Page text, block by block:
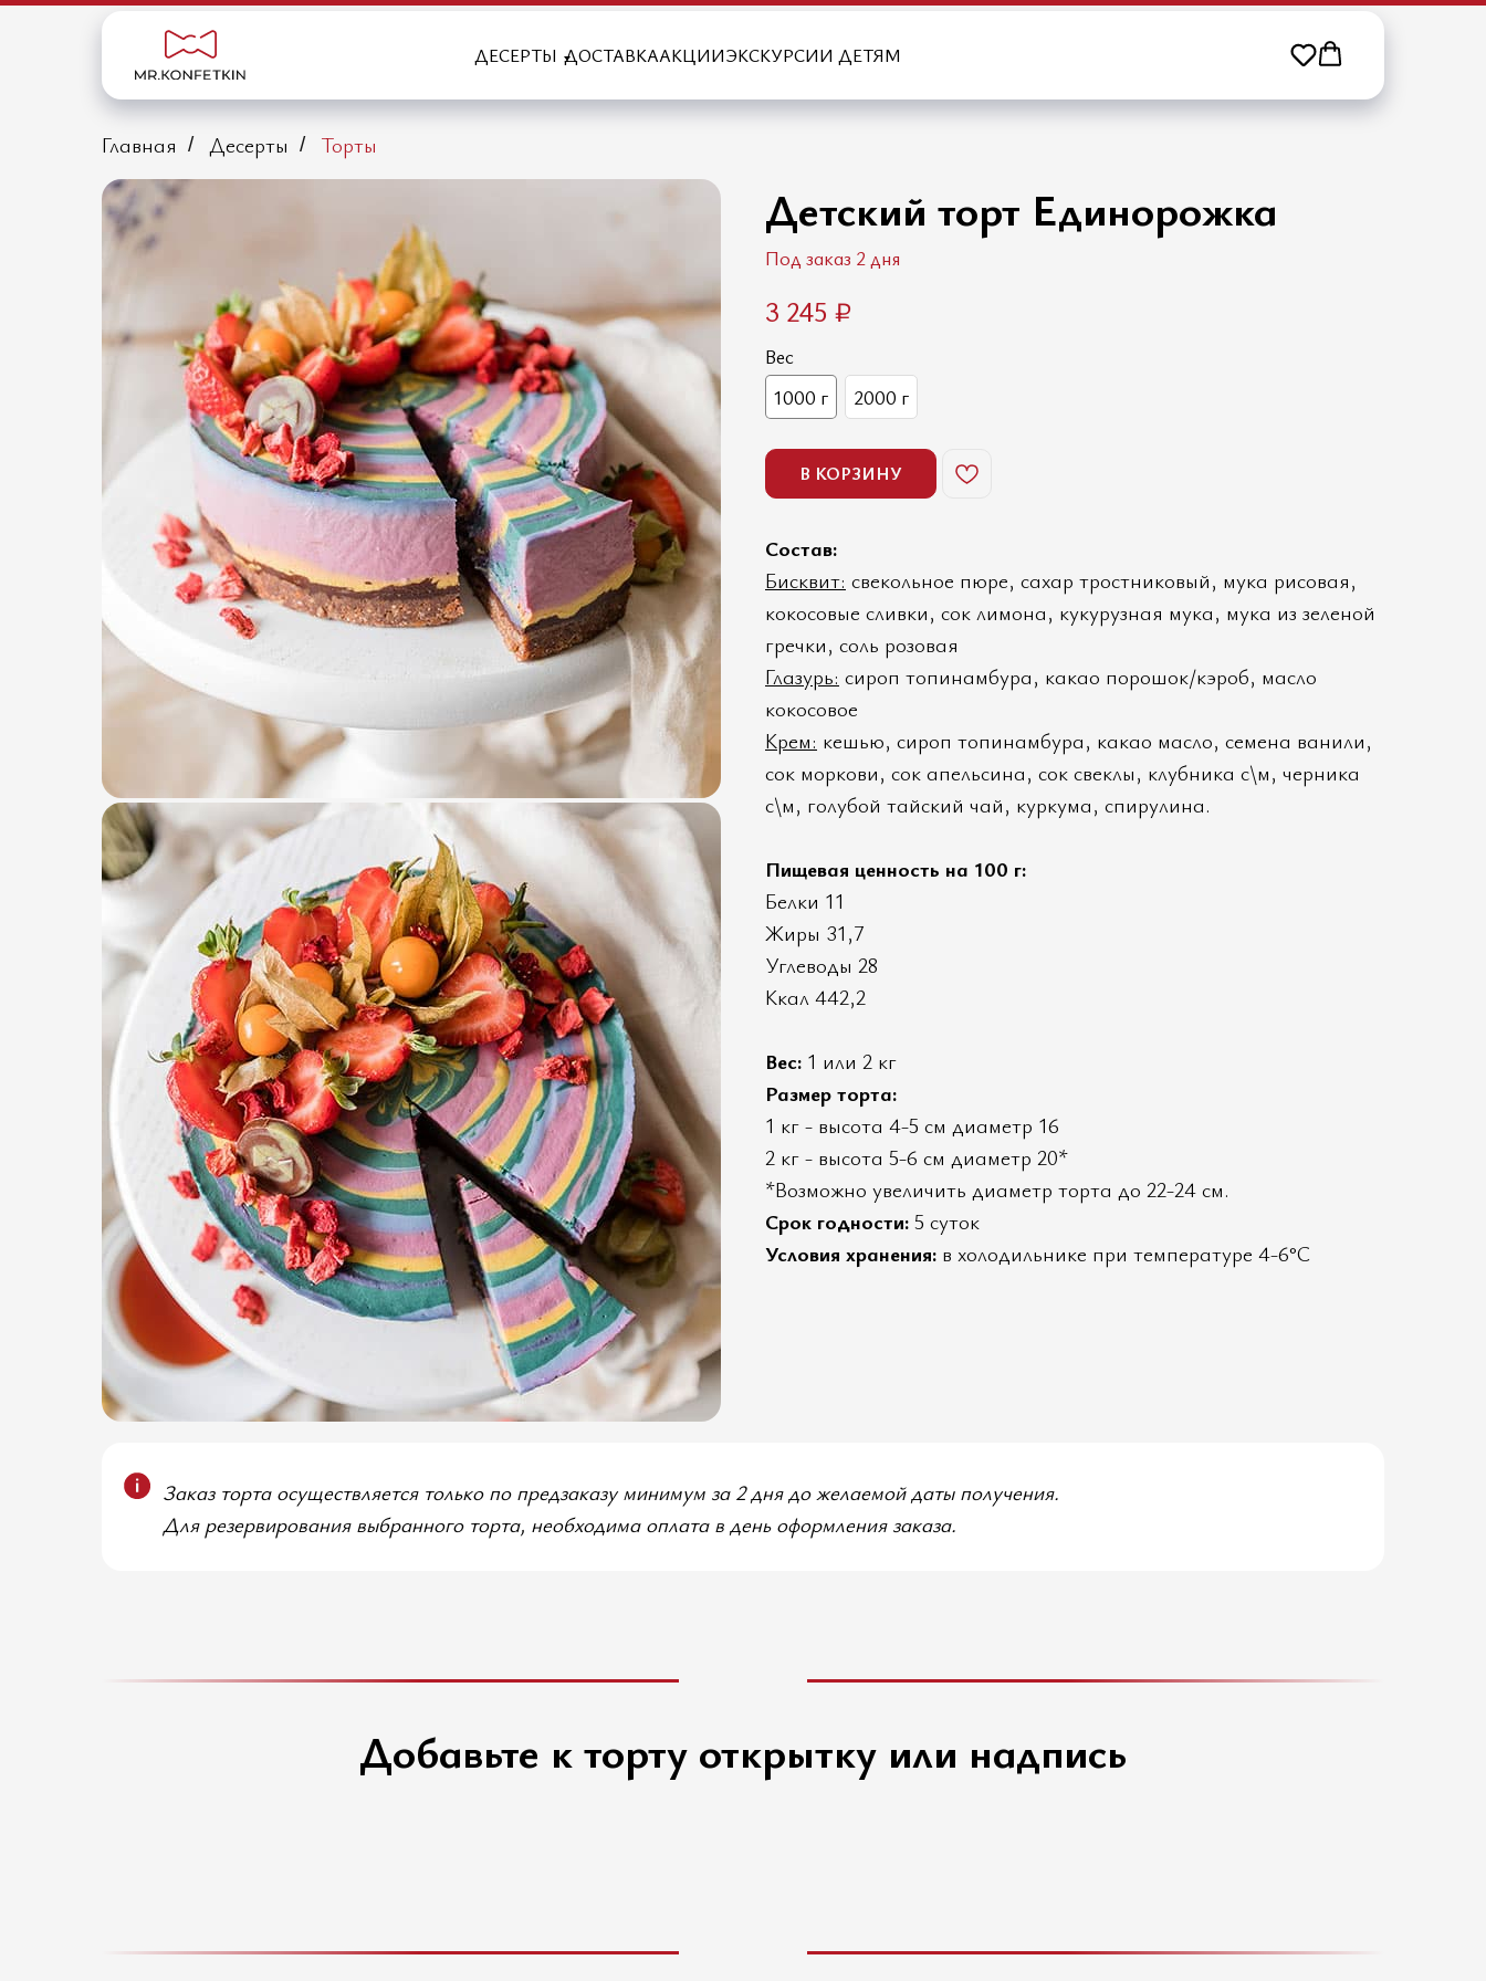
ДЕСЕРТЫ ДОСТАВКААКЦИИЭКСКУРСИИ ДЕТЯМ
Главная / Десерты / Торты
Детский торт Единорожка
Под заказ 2 дня
3 245 ₽
Вес
1000 г
2000 г
В КОРЗИНУ
Состав:
Бисквит: свекольное пюре, сахар тростниковый, мука рисовая,
кокосовые сливки, сок лимона, кукурузная мука, мука из зеленой
гречки, соль розовая
Глазурь: сироп топинамбура, какао порошок/кэроб, масло
кокосовое
Крем: кешью, сироп топинамбура, какао масло, семена ванили,
сок моркови, сок апельсина, сок свеклы, клубника с\м, черника
с\м, голубой тайский чай, куркума, спирулина.
Пищевая ценность на 100 г:
Белки 11
Жиры 31,7
Углеводы 28
Ккал 442,2
Вес: 1 или 2 кг
Размер торта:
1 кг - высота 4-5 см диаметр 16
2 кг - высота 5-6 см диаметр 20*
*Возможно увеличить диаметр торта до 22-24 см.
Срок годности: 5 суток
Условия хранения: в холодильнике при температуре 4-6°C
Заказ торта осуществляется только по предзаказу минимум за 2 дня до желаемой даты получения.
Для резервирования выбранного торта, необходима оплата в день оформления заказа.
Добавьте к торту открытку или надпись